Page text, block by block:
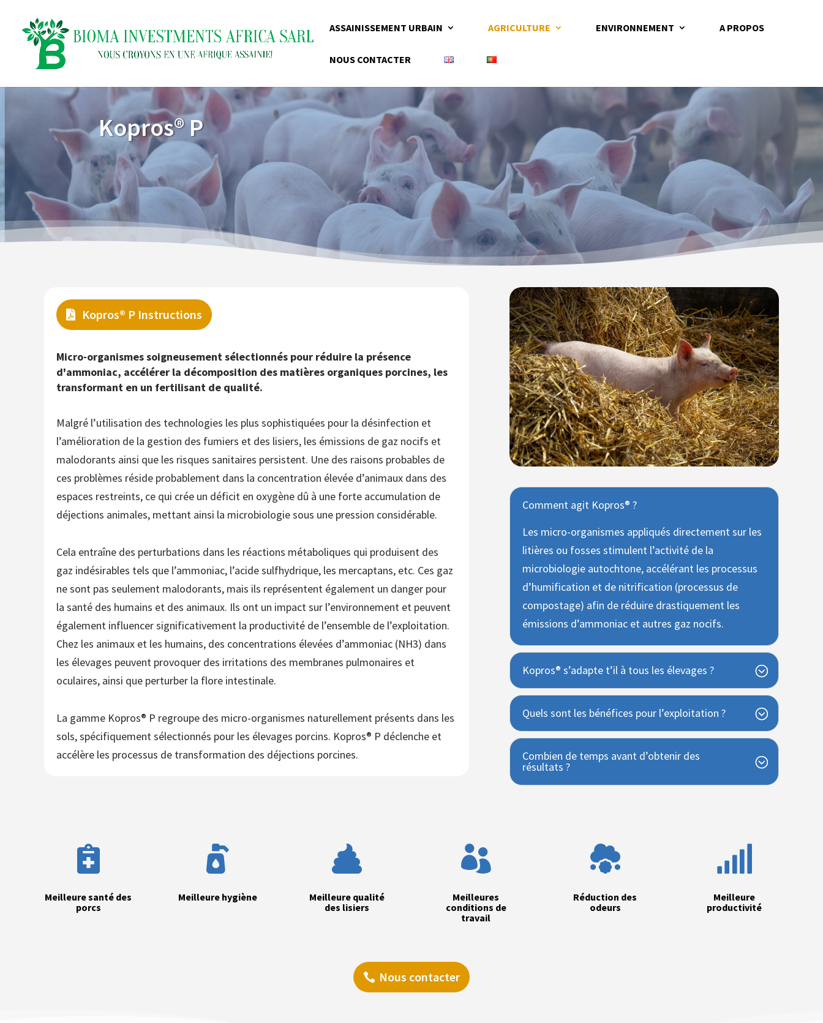
ASSAINISSEMENT URBAIN AGRICULTURE ENVIRONNEMENT A PROPOS
NOUS CONTACTER
Kopros® P
Kopros® P Instructions
Micro-organismes soigneusement sélectionnés pour réduire la présence
d'ammoniac, accélérer la décomposition des matières organiques porcines, les
transformant en un fertilisant de qualité.
Malgré l’utilisation des technologies les plus sophistiquées pour la désinfection et
l’amélioration de la gestion des fumiers et des lisiers, les émissions de gaz nocifs et
malodorants ainsi que les risques sanitaires persistent. Une des raisons probables de
ces problèmes réside probablement dans la concentration élevée d’animaux dans des
espaces restreints, ce qui crée un déficit en oxygène dû à une forte accumulation de
déjections animales, mettant ainsi la microbiologie sous une pression considérable.
Cela entraîne des perturbations dans les réactions métaboliques qui produisent des
gaz indésirables tels que l’ammoniac, l’acide sulfhydrique, les mercaptans, etc. Ces gaz
ne sont pas seulement malodorants, mais ils représentent également un danger pour
la santé des humains et des animaux. Ils ont un impact sur l’environnement et peuvent
également influencer significativement la productivité de l’ensemble de l’exploitation.
Chez les animaux et les humains, des concentrations élevées d’ammoniac (NH3) dans
les élevages peuvent provoquer des irritations des membranes pulmonaires et
oculaires, ainsi que perturber la flore intestinale.
La gamme Kopros® P regroupe des micro-organismes naturellement présents dans les
sols, spécifiquement sélectionnés pour les élevages porcins. Kopros® P déclenche et
accélère les processus de transformation des déjections porcines.
Comment agit Kopros® ?
Les micro-organismes appliqués directement sur les
litières ou fosses stimulent l’activité de la
microbiologie autochtone, accélérant les processus
d’humification et de nitrification (processus de
compostage) afin de réduire drastiquement les
émissions d’ammoniac et autres gaz nocifs.
Kopros® s’adapte t’il à tous les élevages ?
Quels sont les bénéfices pour l’exploitation ?
Combien de temps avant d’obtenir des
résultats ?

Meilleure santé des
porcs

Meilleure hygiène

Meilleure qualité
des lisiers

Meilleures
conditions de
travail

Réduction des
odeurs

Meilleure
productivité
Nous contacter